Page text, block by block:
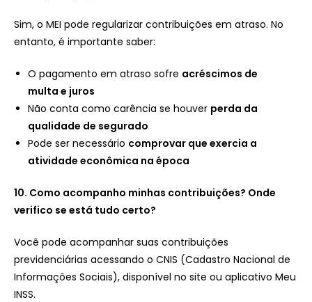
Sim, o MEI pode regularizar contribuições em atraso. No
entanto, é importante saber:
O pagamento em atraso sofre acréscimos de
multa e juros
Não conta como carência se houver perda da
qualidade de segurado
Pode ser necessário comprovar que exercia a
atividade econômica na época
10. Como acompanho minhas contribuições? Onde
verifico se está tudo certo?
Você pode acompanhar suas contribuições
previdenciárias acessando o CNIS (Cadastro Nacional de
Informações Sociais), disponível no site ou aplicativo Meu
INSS.